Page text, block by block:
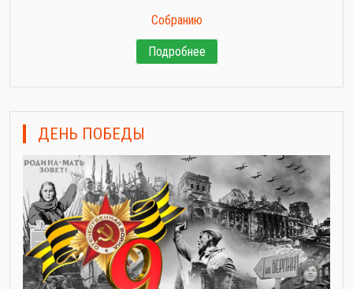
Собранию
Подробнее
ДЕНЬ ПОБЕДЫ